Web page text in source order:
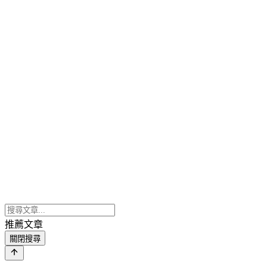
推薦文章
關閉搜尋